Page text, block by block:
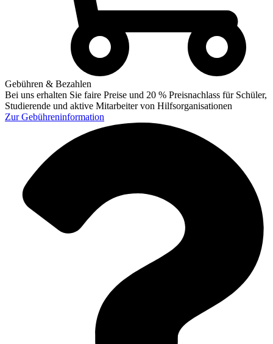
Gebühren & Bezahlen
Bei uns erhalten Sie faire Preise und 20 % Preisnachlass für Schüler,
Studierende und aktive Mitarbeiter von Hilfsorganisationen
ZurGebühreninformation